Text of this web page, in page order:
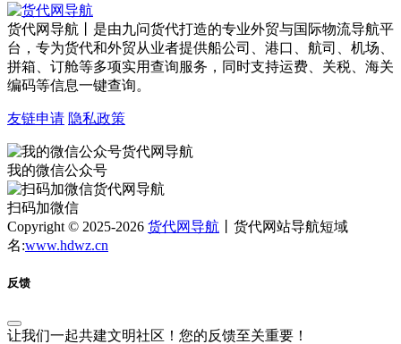
货代网导航丨是由九问货代打造的专业外贸与国际物流导航平
台，专为货代和外贸从业者提供船公司、港口、航司、机场、
拼箱、订舱等多项实用查询服务，同时支持运费、关税、海关
编码等信息一键查询。
友链申请 隐私政策
我的微信公众号
扫码加微信
Copyright © 2025-2026 货代网导航 丨货代网站导航短域
名:www.hdwz.cn
反馈
让我们一起共建文明社区！您的反馈至关重要！